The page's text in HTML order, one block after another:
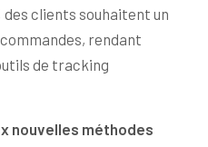
clients souhaitent un
rendant
de tracking
nouvelles méthodes